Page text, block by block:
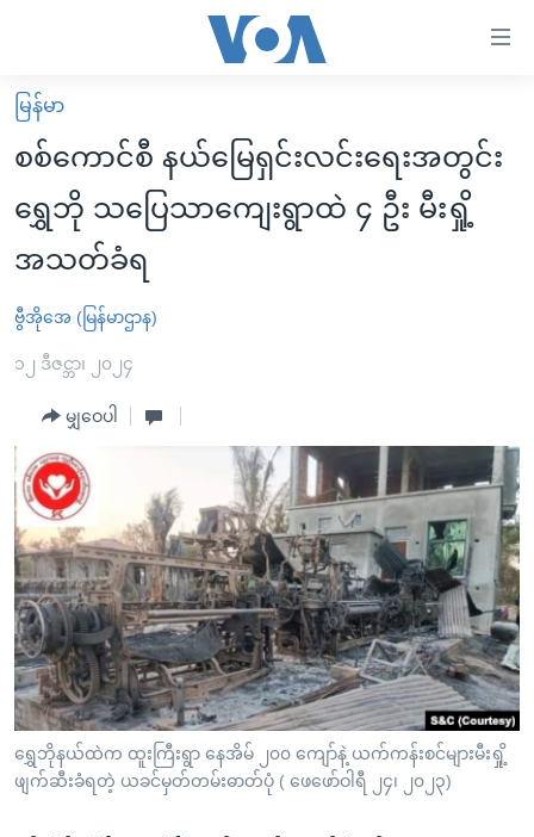
လွယ်ကူ
စေ
Link
များ
ပင်မ
ကျော်
ကြည့်
ရန်
ပင်မ
အ
ညွန်း
စာမျက်နှာ
သို့
ကျော်
ကြည့်
ရန်
ရှာဖွေ
ရန်
မူလစာမျက်နှာ
မြန်မာ
ကမ္ဘာ့သတင်းများ
နိုင်ငံတကာ
အစ္စရေး-ပါလက်စတိုင်း
ဗွီဒီယို
အင်္ဂလိပ်စာလေ့လာမယ်
အမေရိကန်သုံးအီဒီယံ
မကြေးမုံရဲ့ အင်္ဂလိပ်စာ
ရုပ်ရှင်ထဲက အင်္ဂလိပ်စာ
သုတပဒေသာ အင်္ဂလိပ်စာ
အပတ်စဉ်ကဏ္ဍများ
ရေဒီယို
တီဗွီ
ရေဒီယိုနှင့်ရုပ်သံ အချက်အလက်များ
ရေဒီယို/တီဗွီအစီအစဉ်
Learning English
ဗွီအိုအေ လူမှုကွန်ယက်များ
ဘာသာစကားများ
မြန်မာ
စစ်ကောင်စီ နယ်မြေရှင်းလင်းရေးအတွင်း
ရွှေဘို သပြေသာကျေးရွာထဲ ၄ ဦး မီးရှို့
အသတ်ခံရ
ဗွီအိုအေ (မြန်မာဌာန)
၁၂ ဒီဇင္ဘာ၊ ၂၀၂၄
မျှဝေပါ
ရွှေဘိုနယ်ထဲက ထူးကြီးရွာ နေအိမ် ၂၀၀ ကျော်နဲ့ ယက်ကန်းစင်များမီးရှို့
ဖျက်ဆီးခံရတဲ့ ယခင်မှတ်တမ်းဓာတ်ပုံ ( ဖေဖော်ဝါရီ ၂၄၊ ၂၀၂၃)